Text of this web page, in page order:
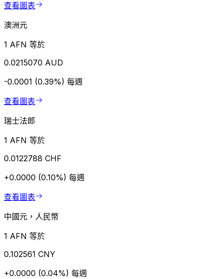
查看圖表
澳洲元
1 AFN 等於
0.0215070 AUD
-0.0001 (0.39%) 每週
查看圖表
瑞士法郎
1 AFN 等於
0.0122788 CHF
+0.0000 (0.10%) 每週
查看圖表
中國元，人民幣
1 AFN 等於
0.102561 CNY
+0.0000 (0.04%) 每週